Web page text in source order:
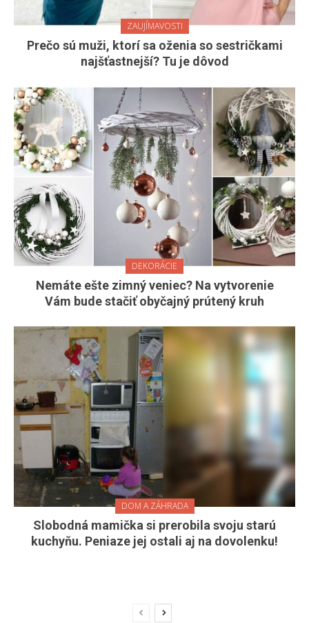
ZAUJÍMAVOSTI
Prečo sú muži, ktorí sa oženia so sestričkami
najšťastnejší? Tu je dôvod
DEKORÁCIE
Nemáte ešte zimný veniec? Na vytvorenie
Vám bude stačiť obyčajný prútený kruh
DOM A ZÁHRADA
Slobodná mamička si prerobila svoju starú
kuchyňu. Peniaze jej ostali aj na dovolenku!